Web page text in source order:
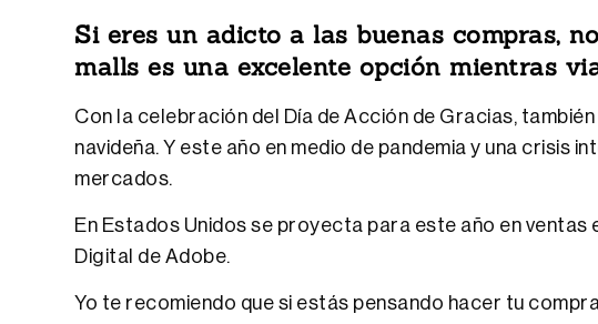
Si eres un adicto a las buenas compras,
malls es una excelente opción mientras
Con la celebración del Día de Acción de Gracias,
navideña. Y este año en medio de pandemia y una
mercados.
En Estados Unidos se proyecta para este año en ventas
Digital de Adobe.
Yo te recomiendo que si estás pensando hacer tu